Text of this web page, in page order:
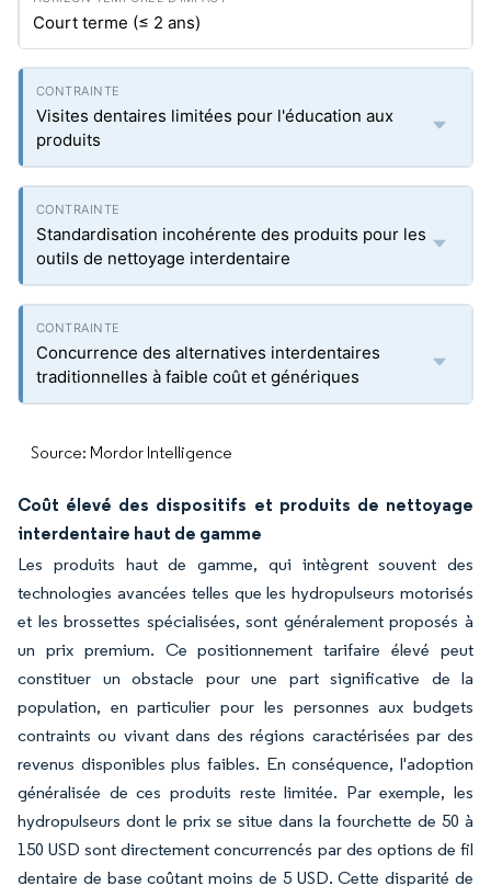
Court terme (≤ 2 ans)
Visites dentaires limitées pour l'éducation aux
produits
Standardisation incohérente des produits pour les
outils de nettoyage interdentaire
Concurrence des alternatives interdentaires
traditionnelles à faible coût et génériques
Source: Mordor Intelligence
Coût élevé des dispositifs et produits de nettoyage
interdentaire haut de gamme
Les produits haut de gamme, qui intègrent souvent des
technologies avancées telles que les hydropulseurs motorisés
et les brossettes spécialisées, sont généralement proposés à
un prix premium. Ce positionnement tarifaire élevé peut
constituer un obstacle pour une part significative de la
population, en particulier pour les personnes aux budgets
contraints ou vivant dans des régions caractérisées par des
revenus disponibles plus faibles. En conséquence, l'adoption
généralisée de ces produits reste limitée. Par exemple, les
hydropulseurs dont le prix se situe dans la fourchette de 50 à
150 USD sont directement concurrencés par des options de fil
dentaire de base coûtant moins de 5 USD. Cette disparité de